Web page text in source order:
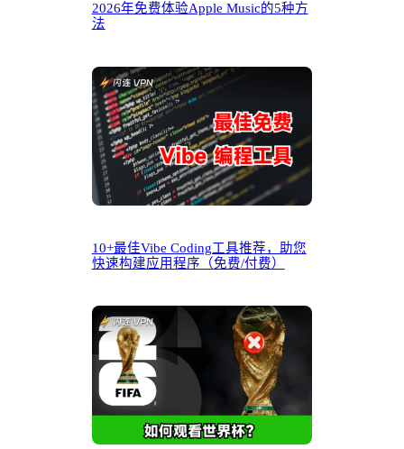
2026年免费体验Apple Music的5种方
法
10+最佳Vibe Coding工具推荐，助您
快速构建应用程序（免费/付费）